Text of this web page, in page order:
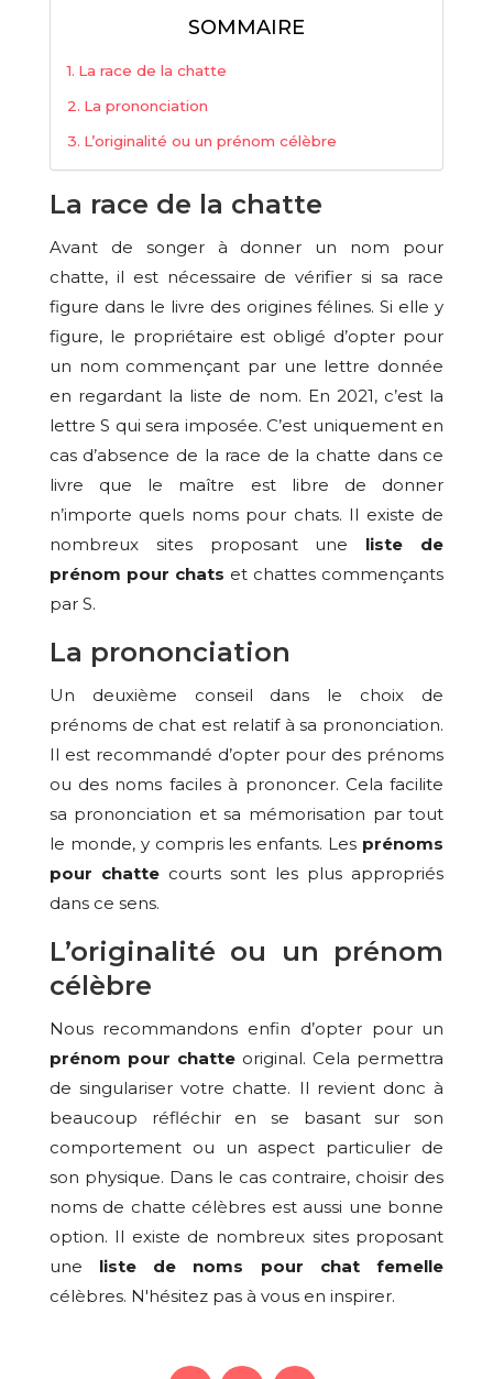
SOMMAIRE
La race de la chatte
La prononciation
L’originalité ou un prénom célèbre
La race de la chatte
Avant de songer à donner un nom pour
chatte, il est nécessaire de vérifier si sa race
figure dans le livre des origines félines. Si elle y
figure, le propriétaire est obligé d’opter pour
un nom commençant par une lettre donnée
en regardant la liste de nom. En 2021, c’est la
lettre S qui sera imposée. C’est uniquement en
cas d’absence de la race de la chatte dans ce
livre que le maître est libre de donner
n’importe quels noms pour chats. Il existe de
nombreux sites proposant une liste de
prénom pour chats et chattes commençants
par S.
La prononciation
Un deuxième conseil dans le choix de
prénoms de chat est relatif à sa prononciation.
Il est recommandé d’opter pour des prénoms
ou des noms faciles à prononcer. Cela facilite
sa prononciation et sa mémorisation par tout
le monde, y compris les enfants. Les prénoms
pour chatte courts sont les plus appropriés
dans ce sens.
L’originalité ou un prénom
célèbre
Nous recommandons enfin d’opter pour un
prénom pour chatteoriginal. Cela permettra
de singulariser votre chatte. Il revient donc à
beaucoup réfléchir en se basant sur son
comportement ou un aspect particulier de
son physique. Dans le cas contraire, choisir des
noms de chatte célèbres est aussi une bonne
option. Il existe de nombreux sites proposant
une liste de noms pour chat femelle
célèbres. N'hésitez pas à vous en inspirer.